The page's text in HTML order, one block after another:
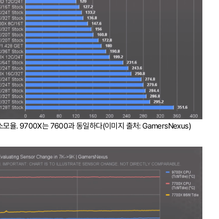
모율. 9700X는 7600과 동일하다(이미지 출처: GamersNexus)